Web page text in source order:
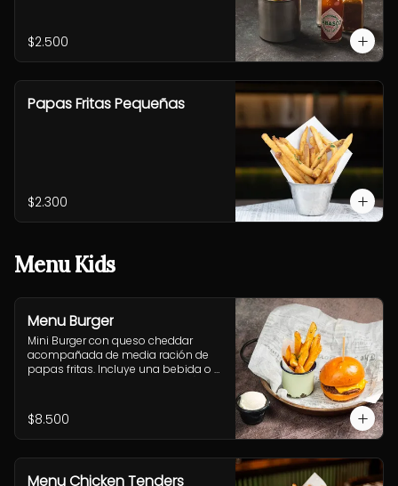
$2.500
Papas Fritas Pequeñas
$2.300
Menu Kids
Menu Burger
Mini Burger con queso cheddar
acompañada de media ración de
papas fritas. Incluye una bebida o
$8.500
Menu Chicken Tenders